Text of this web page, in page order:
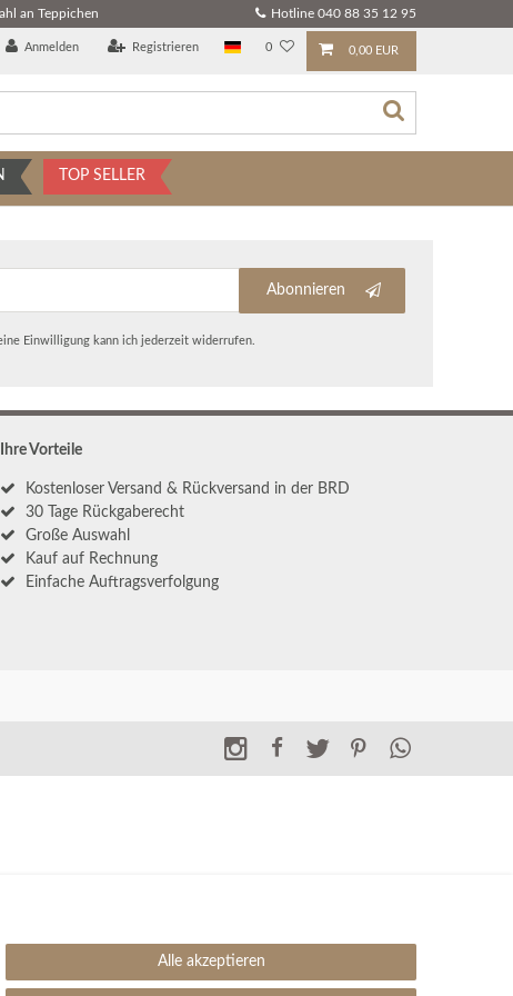
an Teppichen Hotline 040 88 35 12 95
Anmelden Registrieren 0 0,00 EUR
TOP SELLER
Abonnieren
Einwilligung kann ich jederzeit widerrufen.
Ihre Vorteile
Kostenloser Versand & Rückversand in der BRD
30 Tage Rückgaberecht
Große Auswahl
Kauf auf Rechnung
Einfache Auftragsverfolgung
Alle akzeptieren